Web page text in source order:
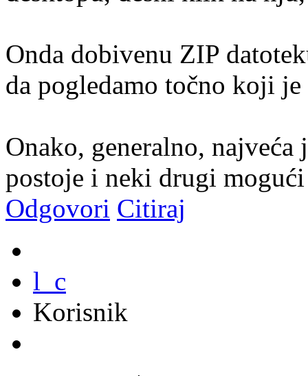
Onda dobivenu ZIP
da pogledamo točno koji
Onako, generalno,
postoje i neki drugi
Odgovori Citiraj
l_c
Korisnik